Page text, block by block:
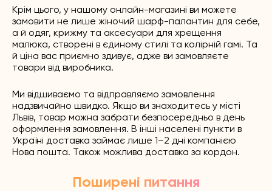
Крім цього, у нашому онлайн-магазині ви можете
замовити не лише жіночий шарф-палантин для себе,
а й одяг, крижму та аксесуари для хрещення
малюка, створені в єдиному стилі та колірній гамі. Та
й ціна вас приємно здивує, адже ви замовляєте
товари від виробника.
Ми відшиваємо та відправляємо замовлення
надзвичайно швидко. Якщо ви знаходитесь у місті
Львів, товар можна забрати безпосередньо в день
оформлення замовлення. В інші населені пункти в
Україні доставка займає лише 1–2 дні компанією
Нова пошта. Також можлива доставка за кордон.
Поширені питання